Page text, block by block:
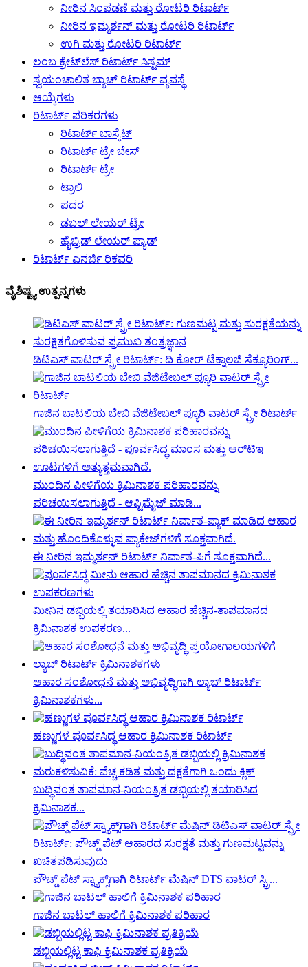
ನೀರಿನ ಸಿಂಪಡಣೆ ಮತ್ತು ರೋಟರಿ ರಿಟಾರ್ಟ್
ನೀರಿನ ಇಮ್ಮರ್ಶನ್ ಮತ್ತು ರೋಟರಿ ರಿಟಾರ್ಟ್
ಉಗಿ ಮತ್ತು ರೋಟರಿ ರಿಟಾರ್ಟ್
ಲಂಬ ಕ್ರೇಟ್‌ಲೆಸ್ ರಿಟಾರ್ಟ್ ಸಿಸ್ಟಮ್
ಸ್ವಯಂಚಾಲಿತ ಬ್ಯಾಚ್ ರಿಟಾರ್ಟ್ ವ್ಯವಸ್ಥೆ
ಆಯ್ಕೆಗಳು
ರಿಟಾರ್ಟ್ ಪರಿಕರಗಳು
ರಿಟಾರ್ಟ್ ಬಾಸ್ಕೆಟ್
ರಿಟಾರ್ಟ್ ಟ್ರೇ ಬೇಸ್
ರಿಟಾರ್ಟ್ ಟ್ರೇ
ಟ್ರಾಲಿ
ಪದರ
ಡಬಲ್ ಲೇಯರ್ ಟ್ರೇ
ಹೈಬ್ರಿಡ್ ಲೇಯರ್ ಪ್ಯಾಡ್
ರಿಟಾರ್ಟ್ ಎನರ್ಜಿ ರಿಕವರಿ
ವೈಶಿಷ್ಟ್ಯ ಉತ್ಪನ್ನಗಳು
ಡಿಟಿಎಸ್ ವಾಟರ್ ಸ್ಪ್ರೇ ರಿಟಾರ್ಟ್: ದಿ ಕೋರ್ ಟೆಕ್ನಾಲಜಿ ಸೆಕ್ಯೂರಿಂಗ್...
ಗಾಜಿನ ಬಾಟಲಿಯ ಬೇಬಿ ವೆಜಿಟೇಬಲ್ ಪ್ಯೂರಿ ವಾಟರ್ ಸ್ಪ್ರೇ ರಿಟಾರ್ಟ್
ಮುಂದಿನ ಪೀಳಿಗೆಯ ಕ್ರಿಮಿನಾಶಕ ಪರಿಹಾರವನ್ನು
ಪರಿಚಯಿಸಲಾಗುತ್ತಿದೆ - ಆಪ್ಟಿಮೈಜ್ ಮಾಡಿ...
ಈ ನೀರಿನ ಇಮ್ಮರ್ಶನ್ ರಿಟಾರ್ಟ್ ನಿರ್ವಾತ-ಪಿಗೆ ಸೂಕ್ತವಾಗಿದೆ...
ಮೀನಿನ ಡಬ್ಬಿಯಲ್ಲಿ ತಯಾರಿಸಿದ ಆಹಾರ ಹೆಚ್ಚಿನ-ತಾಪಮಾನದ
ಕ್ರಿಮಿನಾಶಕ ಉಪಕರಣ...
ಆಹಾರ ಸಂಶೋಧನೆ ಮತ್ತು ಅಭಿವೃದ್ಧಿಗಾಗಿ ಲ್ಯಾಬ್ ರಿಟಾರ್ಟ್
ಕ್ರಿಮಿನಾಶಕಗಳು...
ಹಣ್ಣುಗಳ ಪೂರ್ವಸಿದ್ಧ ಆಹಾರ ಕ್ರಿಮಿನಾಶಕ ರಿಟಾರ್ಟ್
ಬುದ್ಧಿವಂತ ತಾಪಮಾನ-ನಿಯಂತ್ರಿತ ಡಬ್ಬಿಯಲ್ಲಿ ತಯಾರಿಸಿದ
ಕ್ರಿಮಿನಾಶಕ...
ಪೌಚ್ಡ್ ಪೆಟ್ ಸ್ನ್ಯಾಕ್ಸ್‌ಗಾಗಿ ರಿಟಾರ್ಟ್ ಮೆಷಿನ್ DTS ವಾಟರ್ ಸ್ಪ್ರಿ...
ಗಾಜಿನ ಬಾಟಲ್ ಹಾಲಿಗೆ ಕ್ರಿಮಿನಾಶಕ ಪರಿಹಾರ
ಡಬ್ಬಿಯಲ್ಲಿಟ್ಟ ಕಾಫಿ ಕ್ರಿಮಿನಾಶಕ ಪ್ರತಿಕ್ರಿಯೆ